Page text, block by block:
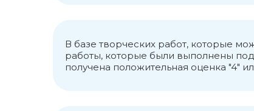
использующие
социального
руководствуются
В базе творческих работ, которые
работы, которые были выполнены
получена положительная оценка "4"